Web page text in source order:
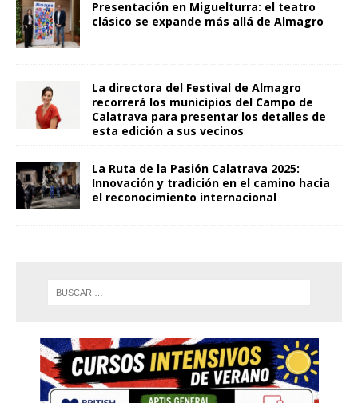
Presentación en Miguelturra: el teatro
clásico se expande más allá de Almagro
La directora del Festival de Almagro
recorrerá los municipios del Campo de
Calatrava para presentar los detalles de
esta edición a sus vecinos
La Ruta de la Pasión Calatrava 2025:
Innovación y tradición en el camino hacia
el reconocimiento internacional